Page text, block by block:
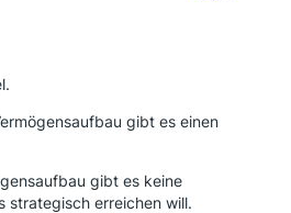
gibt es einen
gibt es keine
strategisch erreichen will.